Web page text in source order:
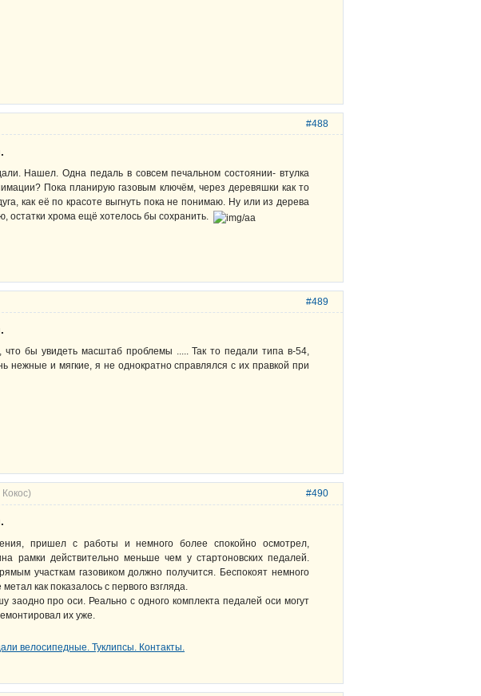
#488
Нашел. Одна педаль в совсем печальном состоянии- втулка
Пока планирую газовым ключём, через деревяшки как то
как её по красоте выгнуть пока не понимаю. Ну или из дерева
остатки хрома ещё хотелось бы сохранить.
#489
бы увидеть масштаб проблемы ..... Так то педали типа в-54,
нежные и мягкие, я не однократно справлялся с их правкой при
#490
пришел с работы и немного более спокойно осмотрел,
рамки действительно меньше чем у стартоновских педалей.
участкам газовиком должно получится. Беспокоят немного
как показалось с первого взгляда.
заодно про оси. Реально с одного комплекта педалей оси могут
их уже.